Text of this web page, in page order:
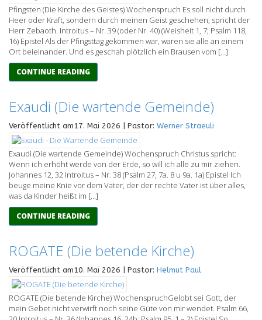
Pfingsten (Die Kirche des Geistes) Wochenspruch Es soll nicht durch
Heer oder Kraft, sondern durch meinen Geist geschehen, spricht der
Herr Zebaoth. Introitus – Nr. 39 (oder Nr. 40) (Weisheit 1, 7; Psalm 118,
16) Epistel Als der Pfingsttag gekommen war, waren sie alle an einem
Ort beieinander. Und es geschah plötzlich ein Brausen vom […]
CONTINUE READING
Exaudi (Die wartende Gemeinde)
Veröffentlicht am17. Mai 2026 | Pastor: Werner Straeuli
Exaudi (Die wartende Gemeinde) Wochenspruch Christus spricht:
Wenn ich erhöht werde von der Erde, so will ich alle zu mir ziehen.
Johannes 12, 32 Introitus – Nr. 38 (Psalm 27, 7a. 8 u 9a. 1a) Epistel Ich
beuge meine Knie vor dem Vater, der der rechte Vater ist über alles,
was da Kinder heißt im […]
CONTINUE READING
ROGATE (Die betende Kirche)
Veröffentlicht am10. Mai 2026 | Pastor: Helmut Paul
ROGATE (Die betende Kirche) WochenspruchGelobt sei Gott, der
mein Gebet nicht verwirft noch seine Güte von mir wendet. Psalm 66,